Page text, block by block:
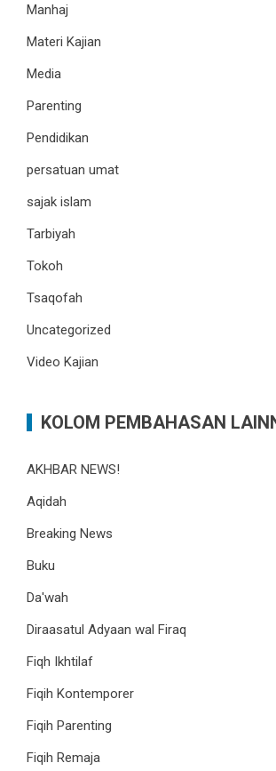
Manhaj
Materi Kajian
Media
Parenting
Pendidikan
persatuan umat
sajak islam
Tarbiyah
Tokoh
Tsaqofah
Uncategorized
Video Kajian
KOLOM PEMBAHASAN
AKHBAR NEWS!
Aqidah
Breaking News
Buku
Da'wah
Diraasatul Adyaan wal Firaq
Fiqh Ikhtilaf
Fiqih Kontemporer
Fiqih Parenting
Fiqih Remaja